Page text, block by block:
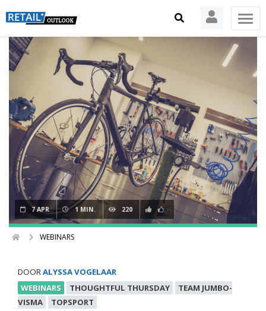
7 APR 1 MIN. 220
WEBINARS
DOOR ALYSSA VOGELAAR
WEBINARS
THOUGHTFUL THURSDAY
TEAM JUMBO-
VISMA
TOPSPORT